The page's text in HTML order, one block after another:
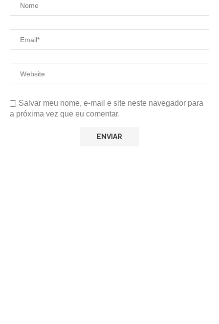
Salvar meu nome, e-mail e site neste navegador para
a próxima vez que eu comentar.